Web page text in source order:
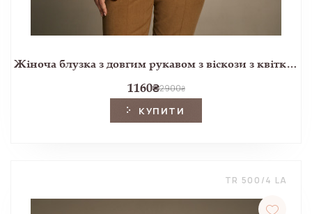
Жіноча блузка з довгим рукавом з віскози з квітковим принтом Ellerby black
1160₴2900₴
КУПИТИ
TR 500/4 LA